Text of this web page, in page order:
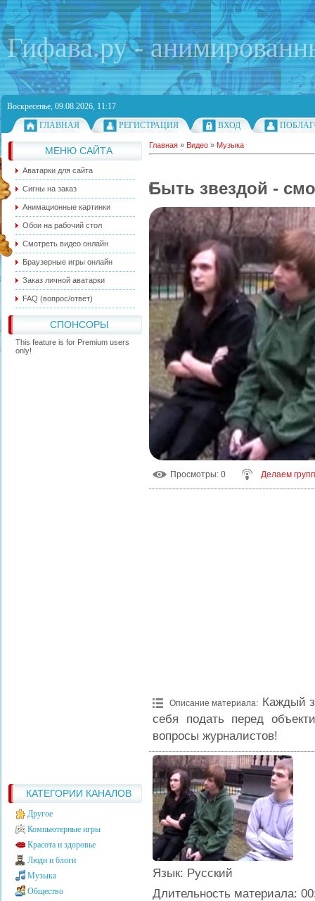
Гифава.ру -
Воскресенье, 09.08.2026, 11:17
ГЛАВНАЯ
РЕГИСТРАЦИЯ ВХОД
МЕНЮ САЙТА
Аватарки для сайта
Сигны на заказ
Анимационные картинки
Обои на рабочий стол
Смотреть видео онлайн
Браузерные игры онлайн
Заказ личной аватарки
FAQ (вопрос/ответ)
СПОНСОРЫ
This feature is for Premium users
only!
КАТЕГОРИИ КАНАЛОВ
Другое
Компьютерные игры
Красота и здоровье
Люди и блоги
Музыка
Общество
Главная » Видео » Музыка
Быть звездой -
Просмотры: 0 Делаем
Описание материала: Каждый
себя подать перед
вопросы журналистов!
Язык: Русский
Длительность материала: